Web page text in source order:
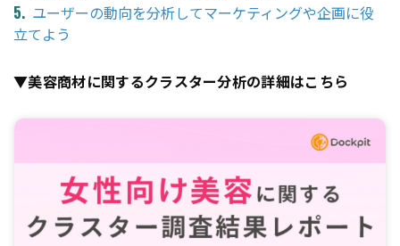
ユーザーの動向を分析してマーケティングや企画に役
立てよう
▼美容商材に関するクラスター分析の詳細はこちら